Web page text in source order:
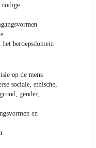
beroepsdomein
op de mens
sociale, etnische,
gender,
en